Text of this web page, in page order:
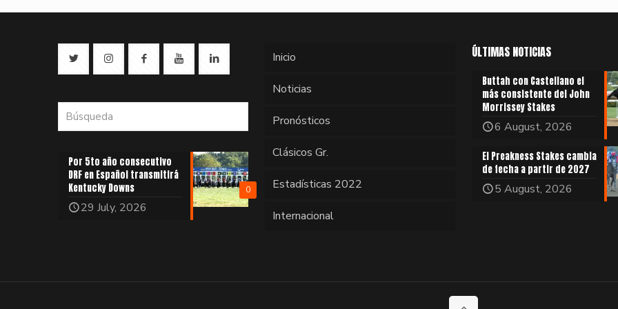
0
Por 5to año consecutivo
DRF en Español transmitirá
Kentucky Downs
29 July, 2026
Inicio
Noticias
Pronósticos
Clásicos Gr.
Estadísticas 2022
Internacional
ÚLTIMAS NOTICIAS
Buttah con Castellano el
más consistente del John
Morrissey Stakes
6 August, 2026
El Preakness Stakes cambia
de fecha a partir de 2027
5 August, 2026